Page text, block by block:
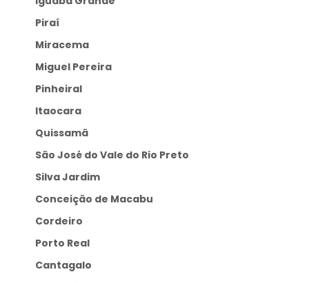
Piraí
Miracema
Miguel Pereira
Pinheiral
Itaocara
Quissamã
São José do Vale do Rio Preto
Silva Jardim
Conceição de Macabu
Cordeiro
Porto Real
Cantagalo